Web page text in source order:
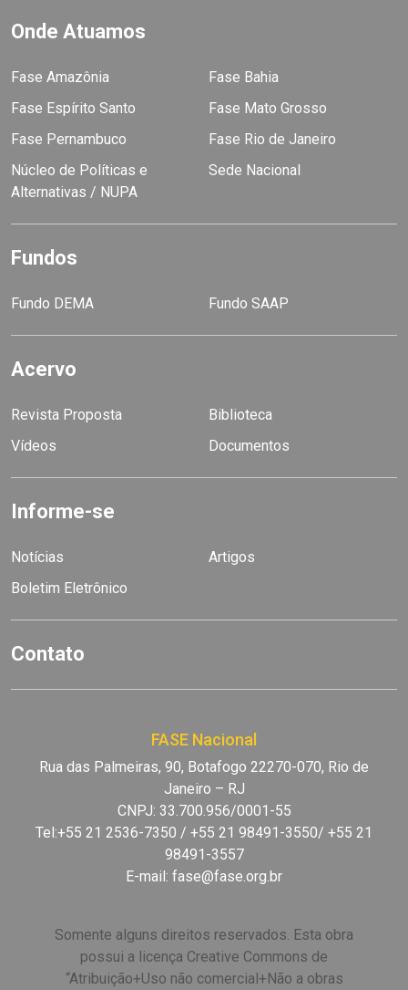
Onde Atuamos
Fase Amazônia
Fase Bahia
Fase Espírito Santo
Fase Mato Grosso
Fase Pernambuco
Fase Rio de Janeiro
Núcleo de Políticas e
Alternativas / NUPA
Sede Nacional
Fundos
Fundo DEMA Fundo SAAP
Acervo
Revista Proposta
Biblioteca
Vídeos
Documentos
Informe-se
Notícias
Artigos
Boletim Eletrônico
Contato
FASE Nacional
Rua das Palmeiras, 90, Botafogo 22270-070, Rio de
Janeiro – RJ
CNPJ: 33.700.956/0001-55
Tel:+55 21 2536-7350 / +55 21 98491-3550/ +55 21
98491-3557
E-mail: fase@fase.org.br
Somente alguns direitos reservados. Esta obra
possui a licença Creative Commons de
“Atribuição+Uso não comercial+Não a obras